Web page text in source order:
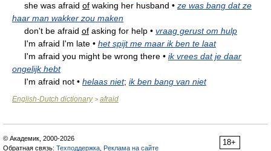
she was afraid of waking her husband • ze was bang dat ze
haar man wakker zou maken
don't be afraid of asking for help • vraag gerust om hulp
I'm afraid I'm late • het spijt me maar ik ben te laat
I'm afraid you might be wrong there • ik vrees dat je daar
ongelijk hebt
I'm afraid not • helaas niet; ik ben bang van niet
English-Dutch dictionary> afraid
18+
© Академик, 2000-2026
Обратная связь: Техподдержка Реклама на сайте